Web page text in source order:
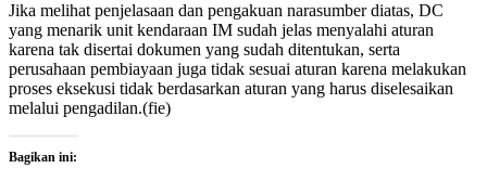
Jika melihat penjelasaan dan pengakuan narasumber diatas, DC
yang menarik unit kendaraan IM sudah jelas menyalahi aturan
karena tak disertai dokumen yang sudah ditentukan, serta
perusahaan pembiayaan juga tidak sesuai aturan karena melakukan
proses eksekusi tidak berdasarkan aturan yang harus diselesaikan
melalui pengadilan.(fie)
Bagikan ini: